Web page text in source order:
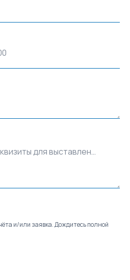
Комментарий и/или реквизиты для выставления счёта
и/или заявка. Дождитесь полной